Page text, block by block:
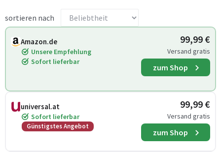
sortieren nach
Amazon.de
Unsere Empfehlung
Sofort lieferbar
99,99 €
Versand gratis
zum Shop
universal.at
Sofort lieferbar
Günstigstes Angebot
99,99 €
Versand gratis
zum Shop